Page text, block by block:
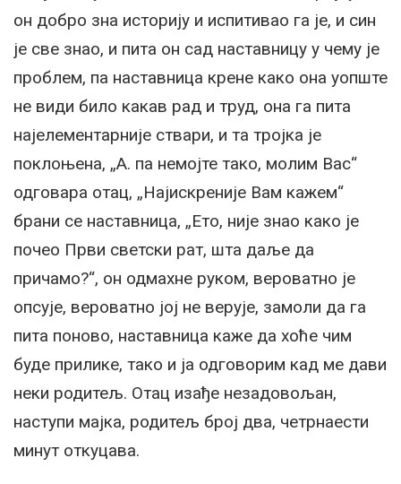
он добро зна историју и испитивао га је, и син
је све знао, и пита он сад наставницу у чему је
проблем, па наставница крене како она уопште
не види било какав рад и труд, она га пита
најелементарније ствари, и та тројка је
поклоњена, „А. па немојте тако, молим Вас“
одговара отац, „Најискреније Вам кажем“
брани се наставница, „Ето, није знао како је
почео Први светски рат, шта даље да
причамо?“, он одмахне руком, вероватно је
опсује, вероватно јој не верује, замоли да га
пита поново, наставница каже да хоће чим
буде прилике, тако и ја одговорим кад ме дави
неки родитељ. Отац изађе незадовољан,
наступи мајка, родитељ број два, четрнаести
минут откуцава.